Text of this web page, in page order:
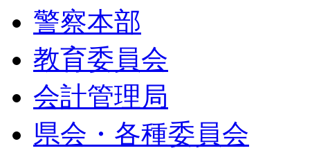
警察本部
教育委員会
会計管理局
県会・各種委員会